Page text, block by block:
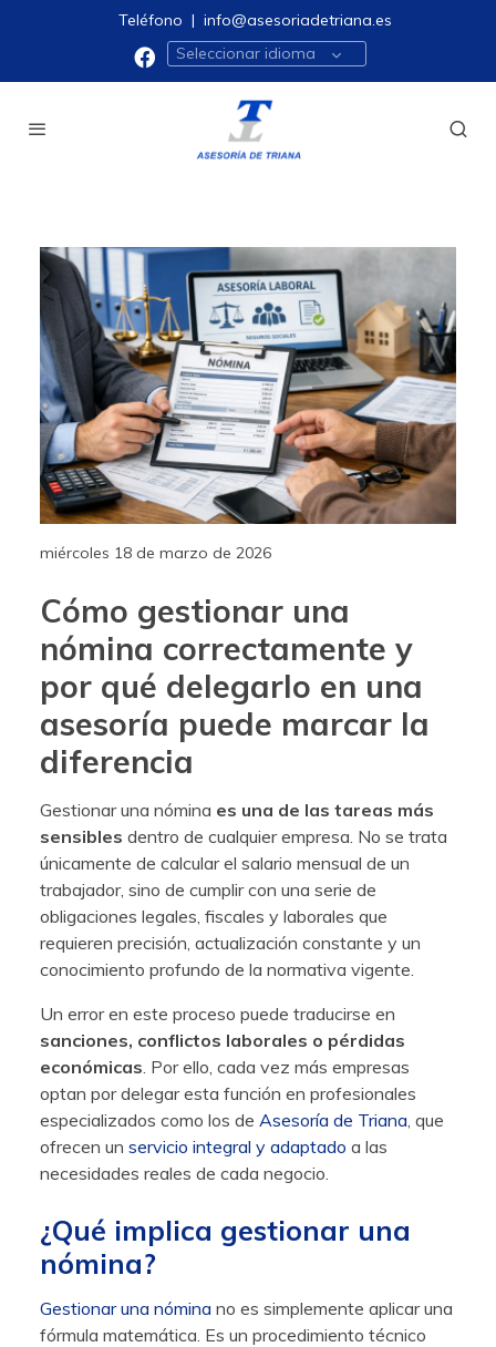
Teléfono | info@asesoriadetriana.es
Seleccionar idioma
miércoles 18 de marzo de 2026
Cómo gestionar una
nómina correctamente y
por qué delegarlo en una
asesoría puede marcar la
diferencia
Gestionar una nómina es una de las tareas más
sensibles dentro de cualquier empresa. No se trata
únicamente de calcular el salario mensual de un
trabajador, sino de cumplir con una serie de
obligaciones legales, fiscales y laborales que
requieren precisión, actualización constante y un
conocimiento profundo de la normativa vigente.
Un error en este proceso puede traducirse en
sanciones, conflictos laborales o pérdidas
económicas . Por ello, cada vez más empresas
optan por delegar esta función en profesionales
especializados como los de Asesoría de Triana , que
ofrecen un servicio integral y adaptado a las
necesidades reales de cada negocio.
¿Qué implica gestionar una
nómina?
Gestionar una nómina no es simplemente aplicar una
fórmula matemática. Es un procedimiento técnico